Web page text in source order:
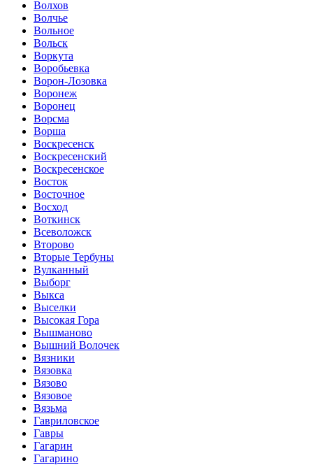
Волхов
Волчье
Вольное
Вольск
Воркута
Воробьевка
Ворон-Лозовка
Воронеж
Воронец
Ворсма
Ворша
Воскресенск
Воскресенский
Воскресенское
Восток
Восточное
Восход
Воткинск
Всеволожск
Второво
Вторые Тербуны
Вулканный
Выборг
Выкса
Выселки
Высокая Гора
Вышманово
Вышний Волочек
Вязники
Вязовка
Вязово
Вязовое
Вязьма
Гавриловское
Гавры
Гагарин
Гагарино